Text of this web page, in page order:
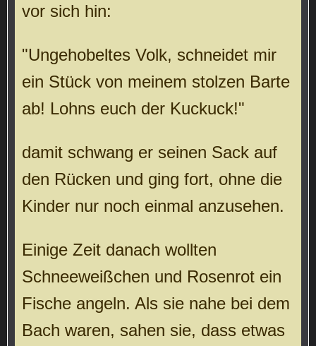
vor sich hin:
"Ungehobeltes Volk, schneidet mir
ein Stück von meinem stolzen Barte
ab! Lohns euch der Kuckuck!"
damit schwang er seinen Sack auf
den Rücken und ging fort, ohne die
Kinder nur noch einmal anzusehen.
Einige Zeit danach wollten
Schneeweißchen und Rosenrot ein
Fische angeln. Als sie nahe bei dem
Bach waren, sahen sie, dass etwas